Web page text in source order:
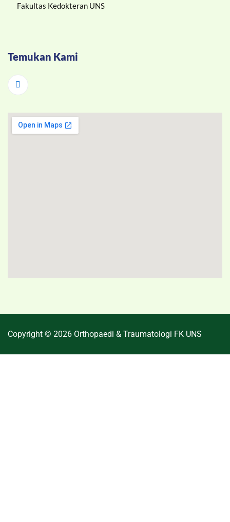
Fakultas Kedokteran UNS
Temukan Kami
Copyright © 2026 Orthopaedi & Traumatologi FK UNS